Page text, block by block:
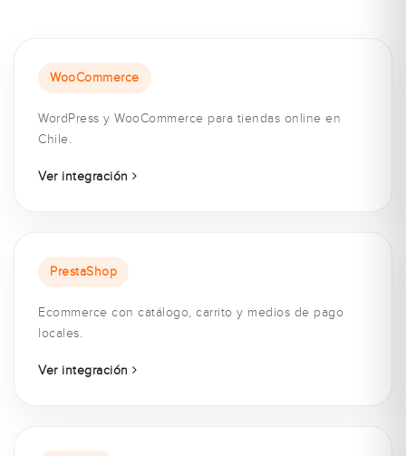
WooCommerce
WordPress y WooCommerce para tiendas online en
Chile.
Ver integración
PrestaShop
Ecommerce con catálogo, carrito y medios de pago
locales.
Ver integración